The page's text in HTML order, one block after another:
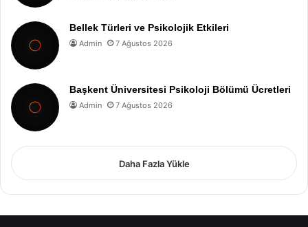
Bellek Türleri ve Psikolojik Etkileri
Admin 7 Ağustos 2026
Başkent Üniversitesi Psikoloji Bölümü Ücretleri
Admin 7 Ağustos 2026
Daha Fazla Yükle